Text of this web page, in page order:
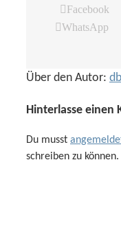
Facebook
WhatsApp
Über den Autor:
Hinterlasse einen
Du musst
schreiben zu können.